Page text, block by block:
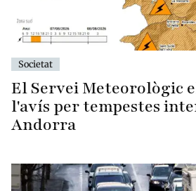
Societat
El Servei Meteorològic
l'avís per tempestes
Andorra